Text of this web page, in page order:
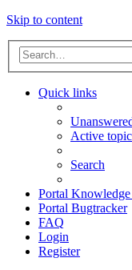
Skip to content
Quick links
Active
Search
Portal Knowledge
Portal Bugtracker
FAQ
Login
Register